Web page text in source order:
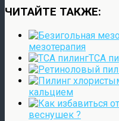
ЧИТАЙТЕ ТАКЖЕ:
мезотерапия
ТСА
кальцием
веснушек ?